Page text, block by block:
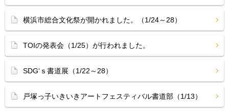
横浜市総合文化祭が開かれました。（1/24～28）
TOIの発表会（1/25）が行われました。
SDG‘ｓ書道展（1/22～28）
戸塚っ子いきいきアートフェスティバル書道部（1/13）